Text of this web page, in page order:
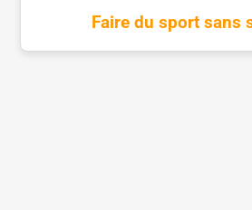
Faire du sport sans